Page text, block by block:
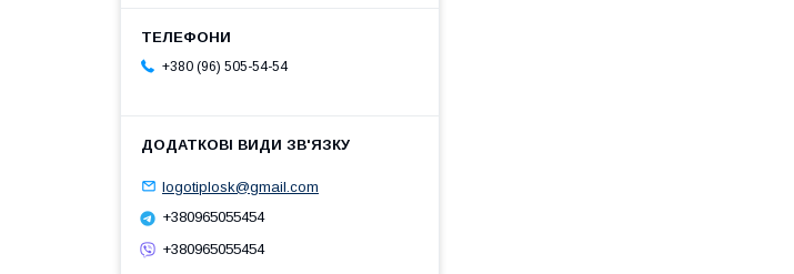
+380 (96) 505-54-54
logotiplosk@gmail.com
+380965055454
+380965055454